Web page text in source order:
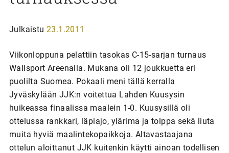
Julkaistu 23.1.2011
Viikonloppuna pelattiin tasokas C-15-sarjan turnaus
Wallsport Areenalla. Mukana oli 12 joukkuetta eri
puolilta Suomea. Pokaali meni tällä kerralla
Jyväskylään JJK:n voitettua Lahden Kuusysin
huikeassa finaalissa maalein 1-0. Kuusysillä oli
ottelussa rankkari, läpiajo, ylärima ja tolppa sekä liuta
muita hyviä maalintekopaikkoja. Altavastaajana
ottelun aloittanut JJK kuitenkin käytti ainoan todellisen